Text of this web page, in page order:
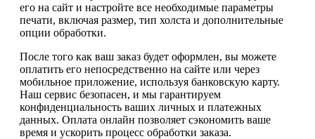
его на сайт и настройте все необходимые параметры
печати, включая размер, тип холста и дополнительные
опции обработки.
После того как ваш заказ будет оформлен, вы можете
оплатить его непосредственно на сайте или через
мобильное приложение, используя банковскую карту.
Наш сервис безопасен, и мы гарантируем
конфиденциальность ваших личных и платежных
данных. Оплата онлайн позволяет сэкономить ваше
время и ускорить процесс обработки заказа.